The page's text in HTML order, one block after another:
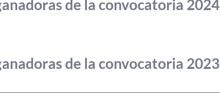
de la convocatoria 2024
de la convocatoria 2023